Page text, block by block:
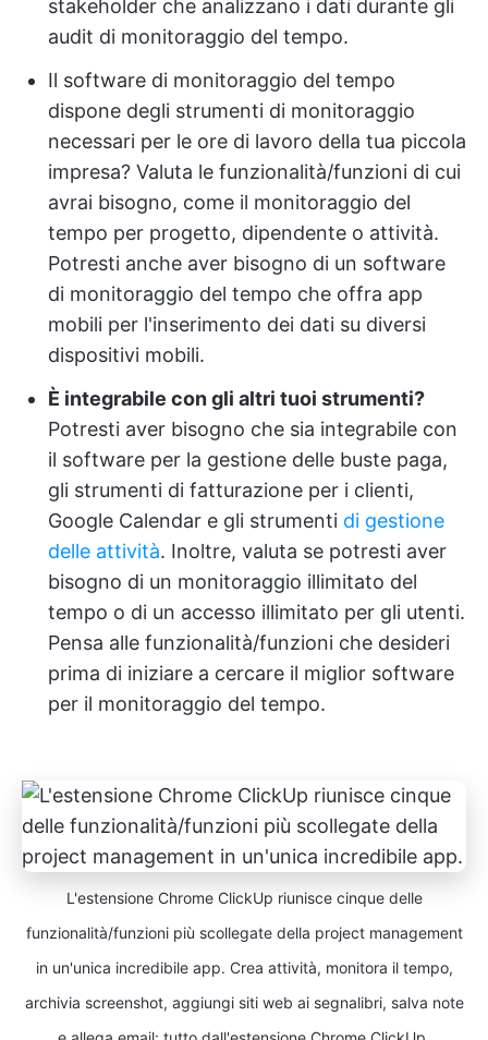
stakeholder che analizzano i dati durante gli
audit di monitoraggio del tempo.
Il software di monitoraggio del tempo
dispone degli strumenti di monitoraggio
necessari per le ore di lavoro della tua piccola
impresa? Valuta le funzionalità/funzioni di cui
avrai bisogno, come il monitoraggio del
tempo per progetto, dipendente o attività.
Potresti anche aver bisogno di un software
di monitoraggio del tempo che offra app
mobili per l'inserimento dei dati su diversi
dispositivi mobili.
È integrabile con gli altri tuoi strumenti?
Potresti aver bisogno che sia integrabile con
il software per la gestione delle buste paga,
gli strumenti di fatturazione per i clienti,
Google Calendar e gli strumenti di gestione
delle attività. Inoltre, valuta se potresti aver
bisogno di un monitoraggio illimitato del
tempo o di un accesso illimitato per gli utenti.
Pensa alle funzionalità/funzioni che desideri
prima di iniziare a cercare il miglior software
per il monitoraggio del tempo.
L'estensione Chrome ClickUp riunisce cinque delle
funzionalità/funzioni più scollegate della project management
in un'unica incredibile app. Crea attività, monitora il tempo,
archivia screenshot, aggiungi siti web ai segnalibri, salva note